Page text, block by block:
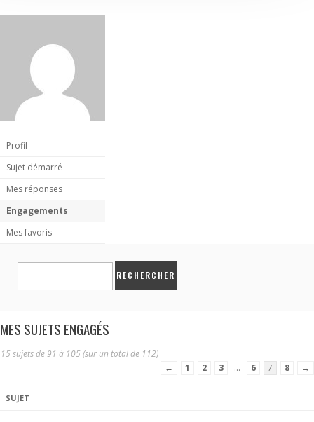
Profil
Sujet démarré
Mes réponses
Engagements
Mes favoris
MES SUJETS ENGAGÉS
15 sujets de 91 à 105 (sur un total de 112)
←
1 2 3 … 6 7 8 →
SUJET